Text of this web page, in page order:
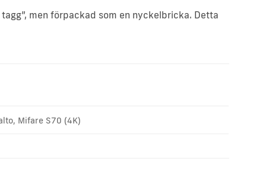
men förpackad som en nyckelbricka. Detta
Mifare S70 (4K)